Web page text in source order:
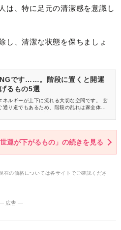
は、特に足元の清潔感を意識し
し、清潔な状態を保ちましょ
です……。階段に置くと開運
るもの5選
ネルギーが上下に流れる大切な空間です。 玄
通り道でもあるため、階段の乱れは家全体の
しますね。
運が下がるもの」の続きを見る
の価格については各サイトでご確認くださ
広告 ―